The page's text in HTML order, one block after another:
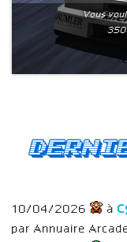
Vous
10/04/2026 à
par Annuaire